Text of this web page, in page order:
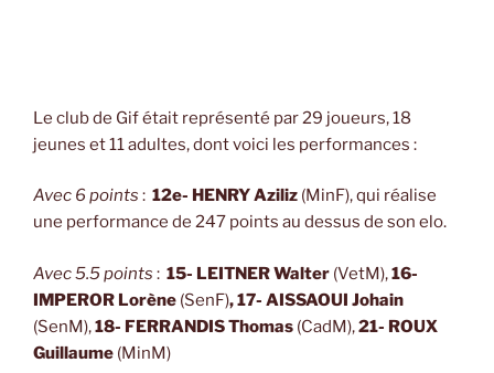
Le club de Gif était représenté par 29 joueurs, 18
jeunes et 11 adultes, dont voici les performances :
Avec 6 points : 12e- HENRY Aziliz (MinF), qui réalise
une performance de 247 points au dessus de son elo.
Avec 5.5 points : 15- LEITNER Walter (VetM),16-
IMPEROR Lorène (SenF),17- AISSAOUI Johain
(SenM),18- FERRANDIS Thomas (CadM),21- ROUX
Guillaume (MinM)